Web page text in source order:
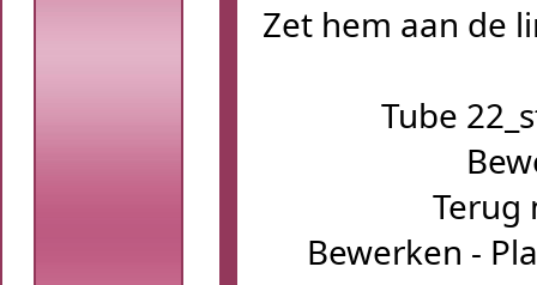
Zet hem aan de
Tube
Terug
Bewerken -